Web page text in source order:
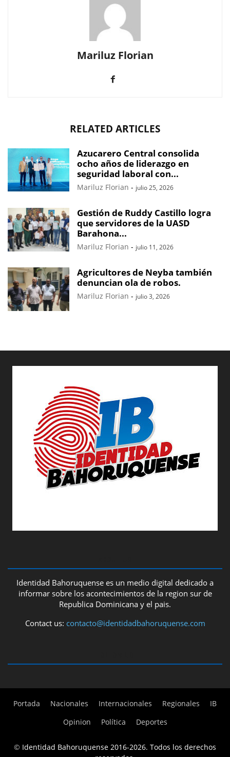
Mariluz Florian
RELATED ARTICLES
Azucarero Central consolida
ocho años de liderazgo en
seguridad laboral con...
Mariluz Florian - julio 25, 2026
Gestión de Ruddy Castillo logra
que servidores de la UASD
Barahona...
Mariluz Florian - julio 11, 2026
Agricultores de Neyba también
denuncian ola de robos.
Mariluz Florian - julio 3, 2026
Identidad Bahoruquense es un medio digital dedicado a
informar sobre los acontecimientos de la region sur de
Republica Dominicana y el pais.
Contact us: contacto@identidadbahoruquense.com
Portada Nacionales Internacionales Regionales
IB
Opinion
Política Deportes
© Identidad Bahoruquense 2016-2026. Todos los derechos